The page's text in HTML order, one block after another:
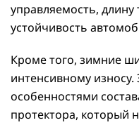
управляемость,
устойчивость
Кроме того, зимние
интенсивному износу.
особенностями
протектора, который